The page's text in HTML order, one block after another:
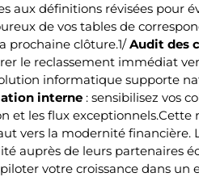
aux définitions révisées pour
de vos tables de
prochaine clôture.1/Audit des
le reclassement immédiat
informatique supporte
interne : sensibilisez vos
et les flux exceptionnels.Cette
vers la modernité financière.
auprès de leurs partenaires
votre croissance dans un